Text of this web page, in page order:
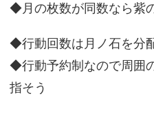
◆月の枚数が同数なら紫
◆行動回数は月ノ石を分
◆行動予約制なので周囲
指そう